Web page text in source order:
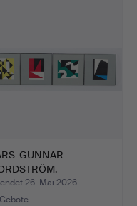
GUNNAR
Suite…
26. Mai 2026